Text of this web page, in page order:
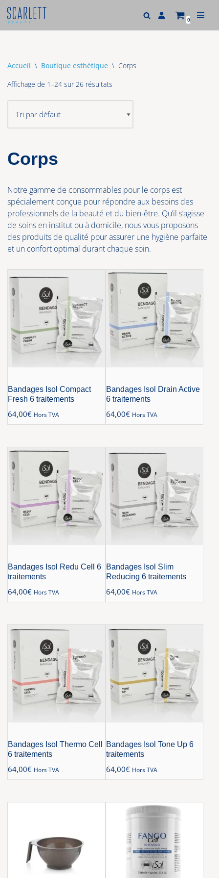
Aller
0
Accueil \ Boutique esthétique \ Corps
Affichage de 1–24 sur 26 résultats
Corps
Notre gamme de consommables pour le corps est
spécialement conçue pour répondre aux besoins des
professionnels de la beauté et du bien-être. Qu’il s’agisse
de soins en institut ou à domicile, nous vous proposons
des produits de qualité pour assurer une hygiène parfaite
et un confort optimal durant chaque soin.
Bandages Isol Compact
Fresh 6 traitements
64,00€ Hors TVA
Bandages Isol Drain Active
6 traitements
64,00€ Hors TVA
Bandages Isol Redu Cell 6
traitements
64,00€ Hors TVA
Bandages Isol Slim
Reducing 6 traitements
64,00€ Hors TVA
Bandages Isol Thermo Cell
6 traitements
64,00€ Hors TVA
Bandages Isol Tone Up 6
traitements
64,00€ Hors TVA